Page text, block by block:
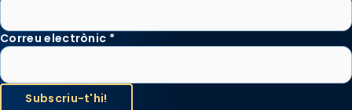
Correu electrònic *